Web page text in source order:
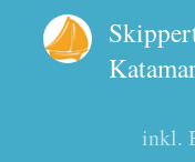
inkl.